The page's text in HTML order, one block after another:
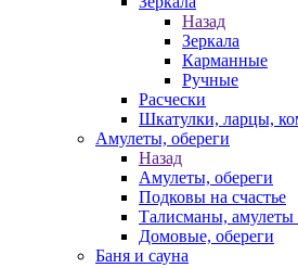
Назад
Зеркала
Карманные
Ручные
Расчески
Шкатулки, ларцы,
Амулеты, обереги
Назад
Амулеты, обереги
Подковы на счастье
Талисманы, амулеты
Домовые, обереги
Баня и сауна